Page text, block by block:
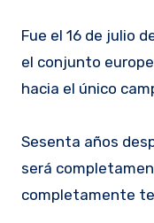
Fue el 16 de julio
el conjunto
hacia el único
Sesenta años
será
completamente